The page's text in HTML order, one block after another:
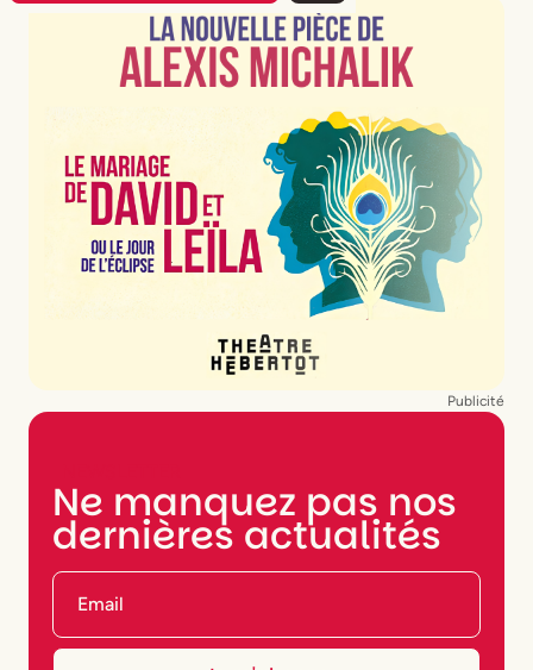
Publicité
Ne manquez pas nos
dernières actualités